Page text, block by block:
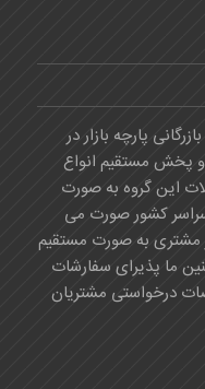
پارچه بازار در
و پخش مستقیم انواع
این گروه به صورت
سراسر کشور صورت می
مشتری به صورت مستقیم
ما پذیرای سفارشات
درخواستی مشتریان